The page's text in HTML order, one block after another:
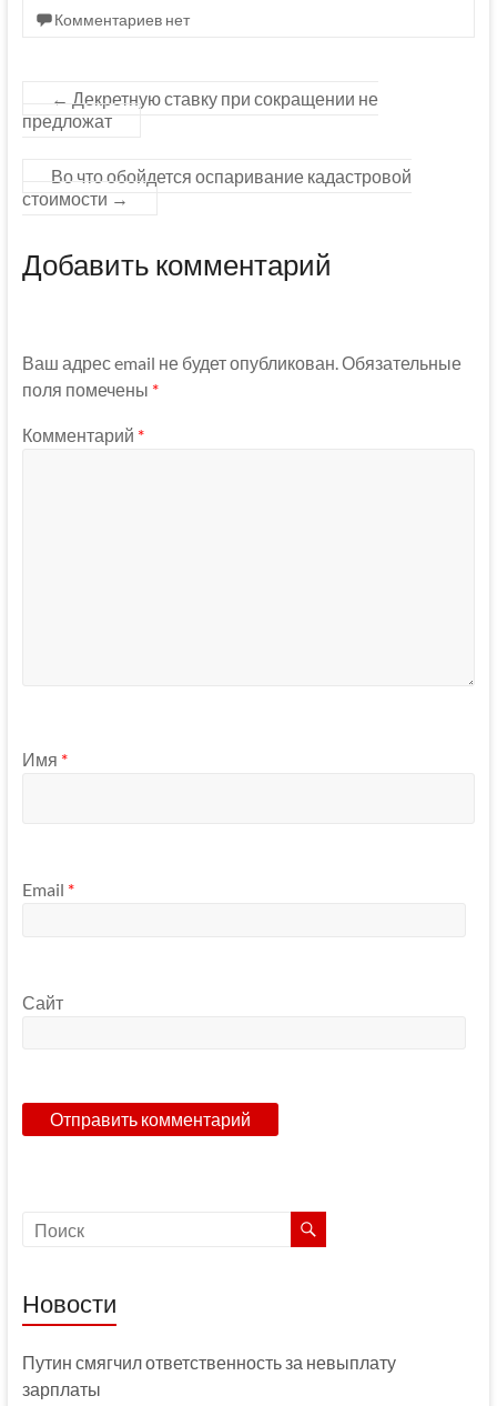
Комментариев нет
← Декретную ставку при сокращении не
предложат
Во что обойдется оспаривание кадастровой
стоимости →
Добавить комментарий
Ваш адрес email не будет опубликован. Обязательные
поля помечены *
Комментарий *
Имя *
Email *
Сайт
Новости
Путин смягчил ответственность за невыплату
зарплаты